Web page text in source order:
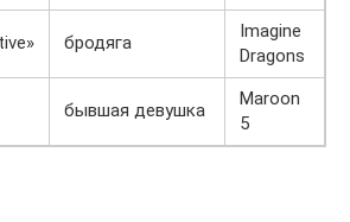
бродяга
Imagine
Dragons
бывшая девушка
Maroon
5